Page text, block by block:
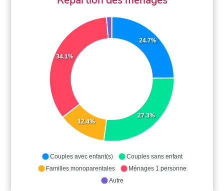
24.7%
27.3%
12.4%
34.1%
Couples avec enfant(s)
Couples sans enfant
Familles monoparentales
Ménages 1 personne
Autre